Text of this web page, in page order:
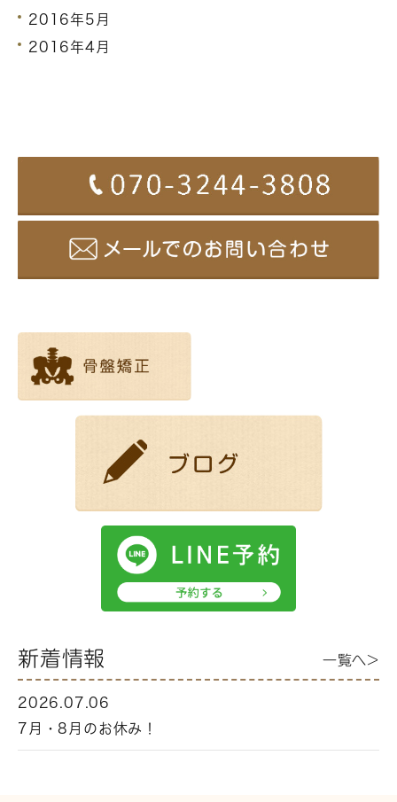
2016年5月
2016年4月
新着情報 一覧へ>
2026.07.06
7月・8月のお休み！